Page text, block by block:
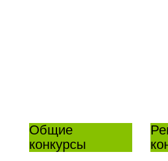
Общие
конкурсы